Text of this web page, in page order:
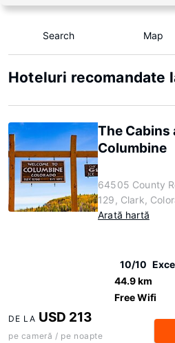
Search Map
Hoteluri recomandate
The
Columbine
64505 County
129, Clark,
Arată hartă
10/10
44.9 km
Free Wifi
DE LA USD 213
pe cameră / pe noapte